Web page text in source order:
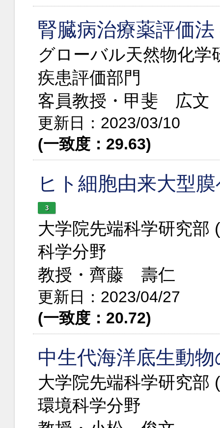
腎臓病治療薬評価法
グローバル天然物化学
疾患評価部門
客員教授・甲斐 広文
更新日：2023/03/10
(一致度：29.63)
ヒト細胞由来大型
3
大学院先端科学研究
科学分野
教授・齊藤 壽仁
更新日：2023/04/27
(一致度：20.72)
中生代海洋底生動
大学院先端科学研究
環境科学分野